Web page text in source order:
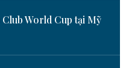
World Cup tại Mỹ